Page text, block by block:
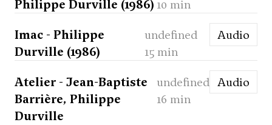
Philippe Durville (1986) 10 min
Imac - Philippe
Durville (1986)
undefined
15 min
Audio
Atelier - Jean-Baptiste
Barrière, Philippe
Durville
undefined
16 min
Audio